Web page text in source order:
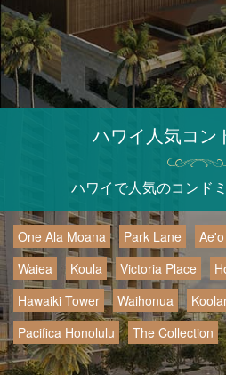
ハワイ人気コン
ハワイで人気のコンド
One Ala Moana Park Lane Ae'o
Waiea
Koula Victoria Place
Hawaiki Tower
Waihonua
Pacifica Honolulu
The Collection